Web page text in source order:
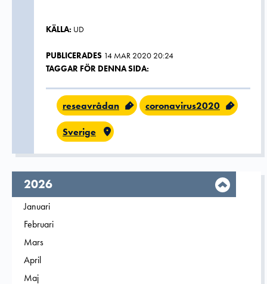
KÄLLA: UD
PUBLICERADES 14 MAR 2020 20:24
TAGGAR FÖR DENNA SIDA:
reseavrådan coronavirus2020
Sverige
År,
2026
Filtrera på
Januari
Filtrera på
Februari
Filtrera på
Mars
Filtrera på
April
Filtrera på
Maj